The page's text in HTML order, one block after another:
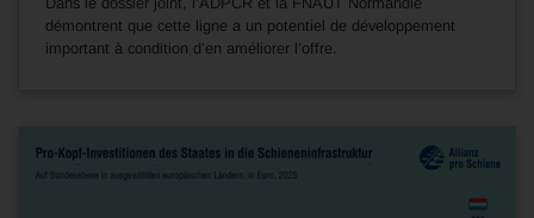
démontrent que cette ligne a un potentiel de développement
important à condition d’en améliorer l’offre.